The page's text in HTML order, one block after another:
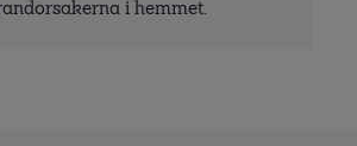
i hemmet.